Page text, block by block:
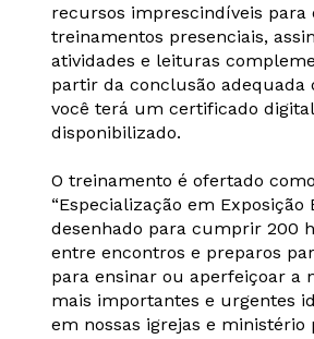
recursos imprescindíveis para
treinamentos presenciais,
atividades e leituras
partir da conclusão adequada
você terá um certificado
disponibilizado.
O treinamento é ofertado como
“Especialização em Exposição
desenhado para cumprir 200
entre encontros e preparos
para ensinar ou aperfeiçoar a
mais importantes e urgentes
em nossas igrejas e ministério